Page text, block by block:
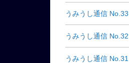
うみうし通信 No.33
うみうし通信 No.32
うみうし通信 No.31